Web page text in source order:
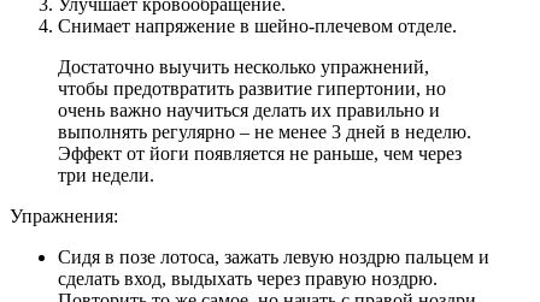
Снимает напряжение в шейно-плечевом отделе.
Достаточно выучить несколько упражнений,
чтобы предотвратить развитие гипертонии, но
очень важно научиться делать их правильно и
выполнять регулярно – не менее 3 дней в неделю.
Эффект от йоги появляется не раньше, чем через
три недели.
Упражнения:
Сидя в позе лотоса, зажать левую ноздрю пальцем и
сделать вход, выдыхать через правую ноздрю.